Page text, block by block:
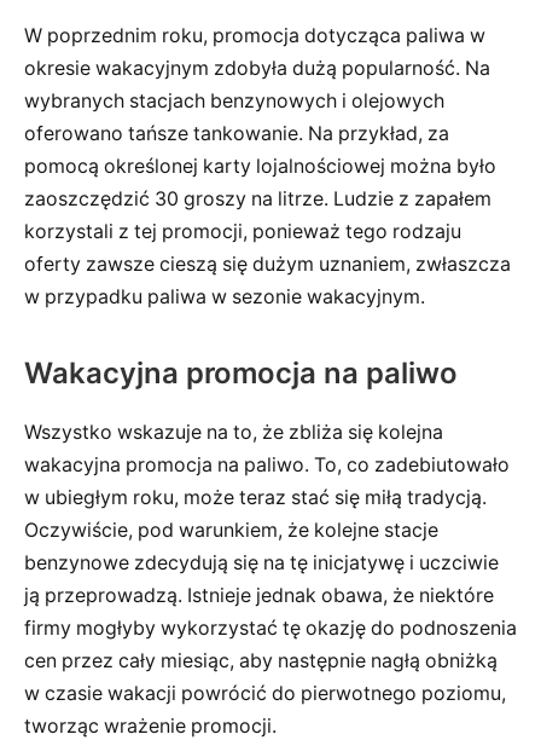
W poprzednim roku, promocja dotycząca paliwa w
okresie wakacyjnym zdobyła dużą popularność. Na
wybranych stacjach benzynowych i olejowych
oferowano tańsze tankowanie. Na przykład, za
pomocą określonej karty lojalnościowej można było
zaoszczędzić 30 groszy na litrze. Ludzie z zapałem
korzystali z tej promocji, ponieważ tego rodzaju
oferty zawsze cieszą się dużym uznaniem, zwłaszcza
w przypadku paliwa w sezonie wakacyjnym.
Wakacyjna promocja na paliwo
Wszystko wskazuje na to, że zbliża się kolejna
wakacyjna promocja na paliwo. To, co zadebiutowało
w ubiegłym roku, może teraz stać się miłą tradycją.
Oczywiście, pod warunkiem, że kolejne stacje
benzynowe zdecydują się na tę inicjatywę i uczciwie
ją przeprowadzą. Istnieje jednak obawa, że niektóre
firmy mogłyby wykorzystać tę okazję do podnoszenia
cen przez cały miesiąc, aby następnie nagłą obniżką
w czasie wakacji powrócić do pierwotnego poziomu,
tworząc wrażenie promocji.